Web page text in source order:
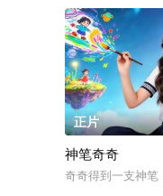
正片
神笔奇奇
奇奇得到一支神笔